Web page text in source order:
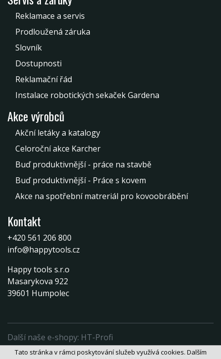
Reklamace a servis
Prodloužená záruka
Slovník
Dostupnosti
Reklamační řád
Instalace robotických sekaček Gardena
Akce výrobců
Akční letáky a katalogy
Celoroční akce Karcher
Buď produktivnější - práce na stavbě
Buď produktivnější - Práce s kovem
Akce na spotřební matreriál pro kovoobrábění
Kontakt
+420 561 206 800
info@happytools.cz
Happy tools s.r.o
Masarykova 922
39601 Humpolec
Další naše e-shopy: HT-Profi
Tato stránka v rámci poskytování služeb využívá cookies. Dalším